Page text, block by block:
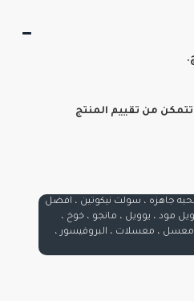
من تقييم المنتج
جاهزه ، سولت نيكوتين ، افضل
مود ، يوويل ، مانجو ، خوخ ،
، معسلات ، البروفيسور ،